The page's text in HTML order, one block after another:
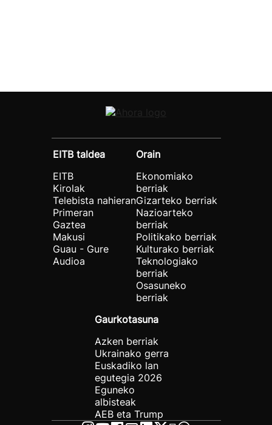
EITB taldea
EITB
Kirolak
Telebista nahieran
Primeran
Gaztea
Makusi
Guau - Gure
Audioa
Orain
Ekonomiako
berriak
Gizarteko berriak
Nazioarteko
berriak
Politikako berriak
Kulturako berriak
Teknologiako
berriak
Osasuneko
berriak
Gaurkotasuna
Azken berriak
Ukrainako gerra
Euskadiko lan
egutegia 2026
Eguneko
albisteak
AEB eta Trump